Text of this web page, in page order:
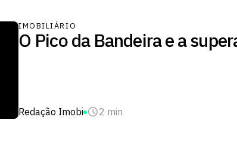
IMOBILIÁRIO
O Pico da Bandeira e a
Redação Imobi 2 min